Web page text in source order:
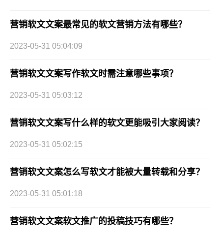
营销软文文案最常见的软文营销方法有哪些？
2023-05-31 05:04:09
营销软文文案写作软文时需注意哪些事项？
2023-05-31 05:03:12
营销软文文案写什么样的软文更能吸引大家阅读？
2023-05-31 05:02:15
营销软文文案怎么写软文才能被大量转载和分享？
2023-05-31 05:01:18
营销软文文案软文推广的投稿技巧有哪些？